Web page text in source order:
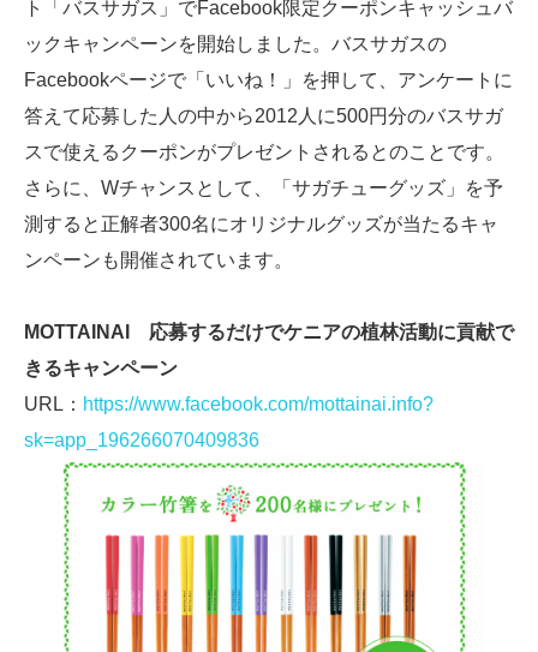
ト「バスサガス」でFacebook限定クーポンキャッシュバ
ックキャンペーンを開始しました。バスサガスの
Facebookページで「いいね！」を押して、アンケートに
答えて応募した人の中から2012人に500円分のバスサガ
スで使えるクーポンがプレゼントされるとのことです。
さらに、Wチャンスとして、「サガチューグッズ」を予
測すると正解者300名にオリジナルグッズが当たるキャ
ンペーンも開催されています。
MOTTAINAI 応募するだけでケニアの植林活動に貢献で
きるキャンペーン
URL： https://www.facebook.com/mottainai.info?
sk=app_196266070409836